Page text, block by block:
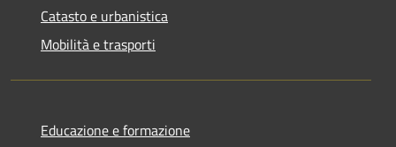
Catasto e urbanistica
Mobilità e trasporti
Educazione e formazione